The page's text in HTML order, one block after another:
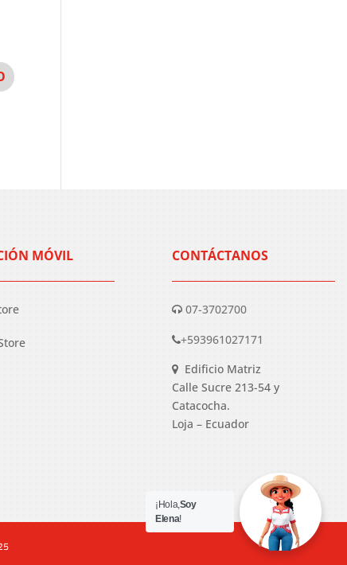
MÓVIL CONTÁCTANOS
07-3702700
+593961027171
Edificio Matriz
Calle Sucre 213-54 y
Catacocha.
Loja – Ecuador
¡Hola,Soy
Elena!